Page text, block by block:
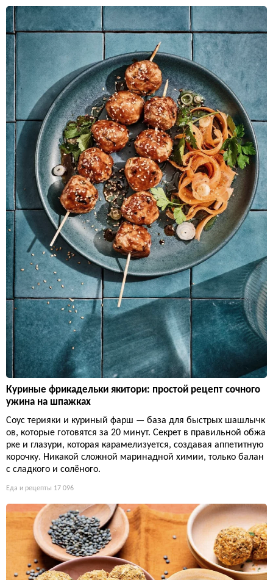
Куриные фрикадельки якитори: простой рецепт сочного
ужина на шпажках
Соус терияки и куриный фарш — база для быстрых шашлычк
ов, которые готовятся за 20 минут. Секрет в правильной обжа
рке и глазури, которая карамелизуется, создавая аппетитную
корочку. Никакой сложной маринадной химии, только балан
с сладкого и солёного.
Еда и рецепты 17 096